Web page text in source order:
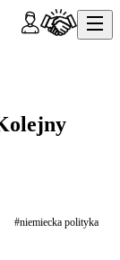
#niemiecka polityka